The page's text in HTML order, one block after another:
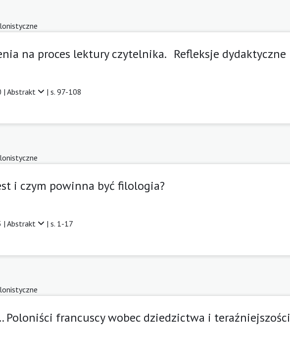
na proces lektury czytelnika. Refleksje dydaktyczne
|Abstrakt | s. 97-108
i czym powinna być filologia?
|Abstrakt | s. 1-17
francuscy wobec dziedzictwa i teraźniejszości